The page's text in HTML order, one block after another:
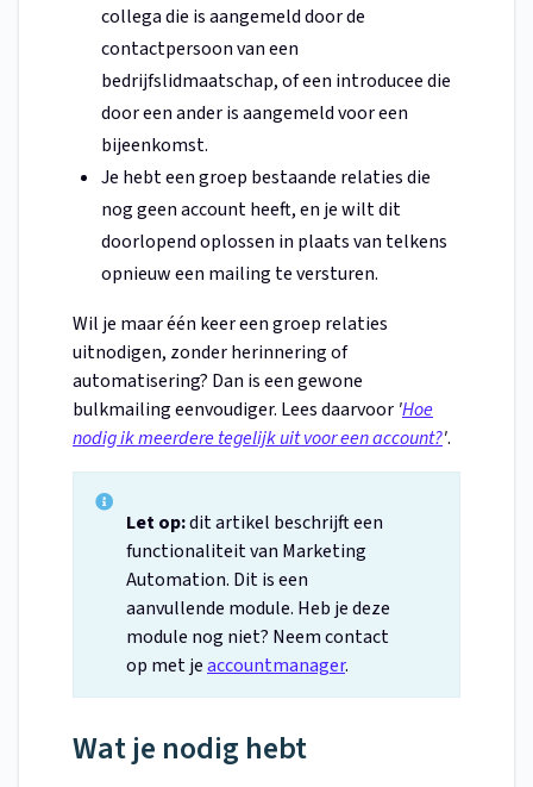
collega die is aangemeld door de
contactpersoon van een
bedrijfslidmaatschap, of een introducee die
door een ander is aangemeld voor een
bijeenkomst.
Je hebt een groep bestaande relaties die
nog geen account heeft, en je wilt dit
doorlopend oplossen in plaats van telkens
opnieuw een mailing te versturen.
Wil je maar één keer een groep relaties
uitnodigen, zonder herinnering of
automatisering? Dan is een gewone
bulkmailing eenvoudiger. Lees daarvoor 'Hoe
nodig ik meerdere tegelijk uit voor een account?'.
Let op:dit artikel beschrijft een
functionaliteit van Marketing
Automation. Dit is een
aanvullende module. Heb je deze
module nog niet? Neem contact
op met jeaccountmanager.
Wat je nodig hebt